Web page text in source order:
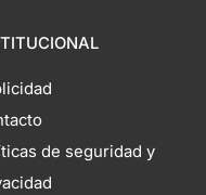
de seguridad y